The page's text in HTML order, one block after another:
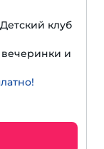
клуб
и